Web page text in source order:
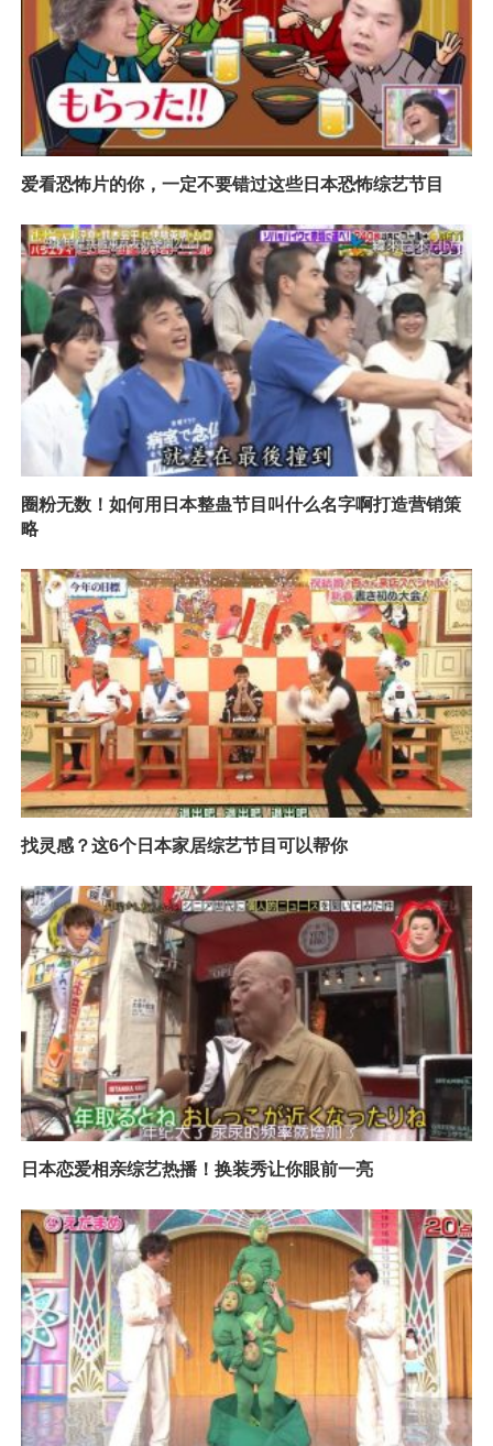
爱看恐怖片的你，一定不要错过这些日本恐怖综艺节目
圈粉无数！如何用日本整蛊节目叫什么名字啊打造营销策
略
找灵感？这6个日本家居综艺节目可以帮你
日本恋爱相亲综艺热播！换装秀让你眼前一亮